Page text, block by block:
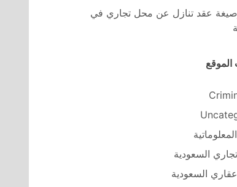
عقد تنازل عن محل تجاري في
الموقع
السعودية
السعودية